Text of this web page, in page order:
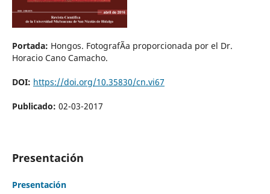
Portada: Hongos. FotografÃ­a proporcionada por el Dr.
Horacio Cano Camacho.
DOI: https://doi.org/10.35830/cn.vi67
Publicado: 02-03-2017
Presentación
Presentación